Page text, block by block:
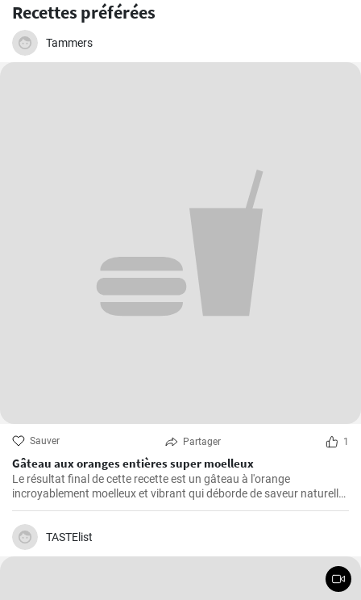
Recettes préférées
Tammers
Sauver Partager 1
Gâteau aux oranges entières super moelleux
Le résultat final de cette recette est un gâteau à l'orange
incroyablement moelleux et vibrant qui déborde de saveur naturelle
d'agrumes.
TASTElist